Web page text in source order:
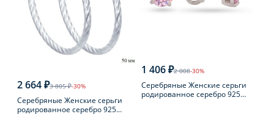
2 664 ₽3 805 ₽-30%
Серебряные Женские серьги
родированное серебро 925
1 406 ₽2 008-30%
Серебряные Женские серьги
родированное серебро 925